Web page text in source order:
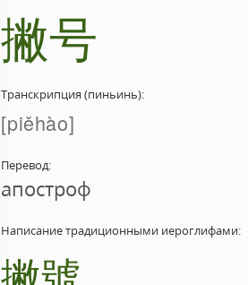
撇号
Транскрипция (пиньинь):
piěhào
Перевод:
апостроф
Написание традиционными иероглифами: